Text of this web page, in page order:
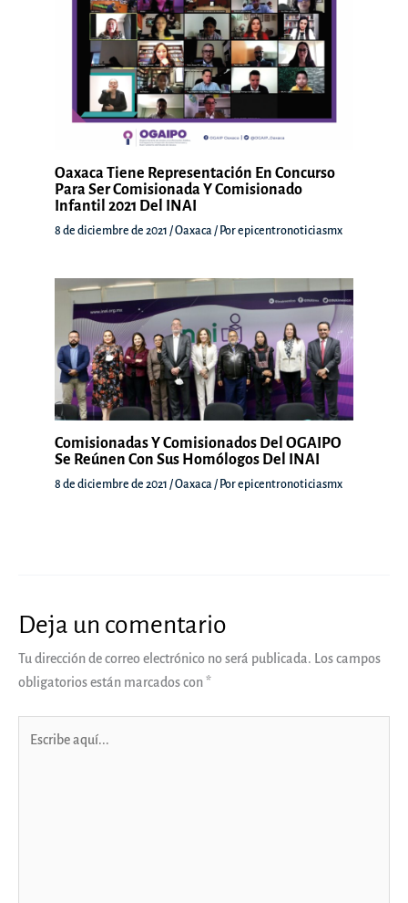
Oaxaca Tiene Representación En Concurso
Para Ser Comisionada Y Comisionado
Infantil 2021 Del INAI
8 de diciembre de 2021 /Oaxaca / Porepicentronoticiasmx
Comisionadas Y Comisionados Del OGAIPO
Se Reúnen Con Sus Homólogos Del INAI
8 de diciembre de 2021 /Oaxaca / Porepicentronoticiasmx
Deja un comentario
Tu dirección de correo electrónico no será publicada. Los campos
obligatorios están marcados con*